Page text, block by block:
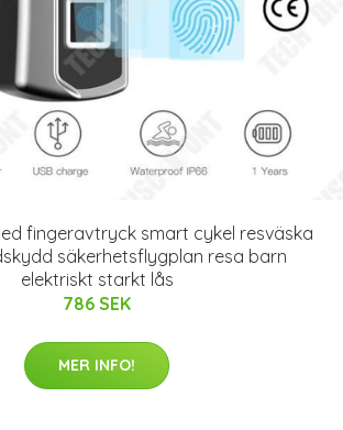
fingeravtryck smart cykel resväska
säkerhetsflygplan resa barn
elektriskt starkt lås
786 SEK
MER INFO!